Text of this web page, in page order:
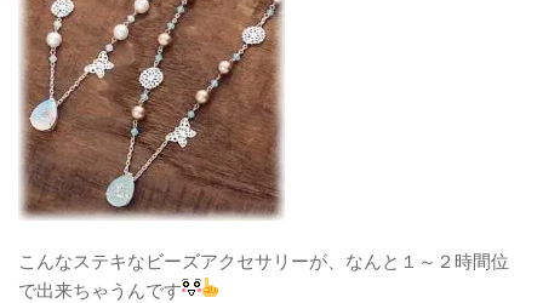
こんなステキなビーズアクセサリーが、なんと１～２時間位
で出来ちゃうんです